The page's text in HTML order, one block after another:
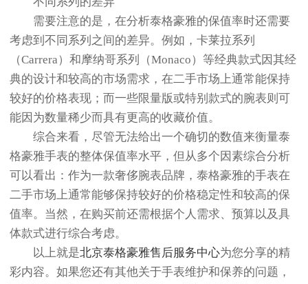
需要注意的是，在分析泰格豪雅的保值率时还需要
考虑到不同系列之间的差异。例如，卡莱拉系列
（Carrera）和摩纳哥系列（Monaco）等经典款式因其经
典的设计和较高的市场需求，在二手市场上通常能保持
较好的价格表现；而一些限量版或特别款式的腕表则可
能因为数量稀少而具有更高的收藏价值。
综合来看，尽管无法给出一个确切的数值来衡量泰
格豪雅手表的整体保值率水平，但从多个因素综合分析
可以看出：作为一款奢侈腕表品牌，泰格豪雅的手表在
二手市场上通常能够保持较好的价格稳定性和较高的保
值率。当然，在购买前还需根据个人需求、预算以及具
体款式进行综合考虑。
以上就是北京泰格豪雅售后服务中心为您分享的精
彩内容。如果您还有其他关于手表维护和保养的问题，